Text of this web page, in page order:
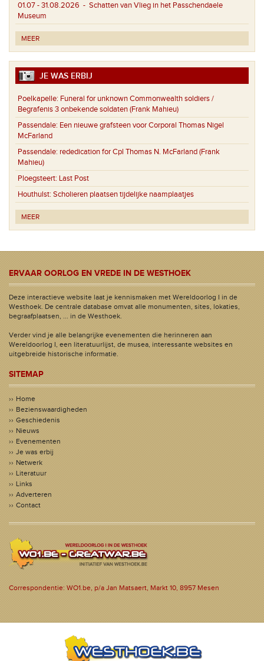
01.07 - 31.08.2026 - Schatten van Vlieg in het Passchendaele
Museum
MEER
JE WAS ERBIJ
Poelkapelle: Funeral for unknown Commonwealth soldiers /
Begrafenis 3 onbekende soldaten (Frank Mahieu)
Passendale: Een nieuwe grafsteen voor Corporal Thomas Nigel
McFarland
Passendale: rededication for Cpl Thomas N. McFarland (Frank
Mahieu)
Ploegsteert: Last Post
Houthulst: Scholieren plaatsen tijdelijke naamplaatjes
MEER
ERVAAR OORLOG EN VREDE IN DE WESTHOEK
Deze interactieve website laat je kennismaken met Wereldoorlog I in de
Westhoek. De centrale database omvat alle monumenten, sites, lokaties,
begraafplaatsen, ... in de Westhoek.
Verder vind je alle belangrijke evenementen die herinneren aan
Wereldoorlog I, een literatuurlijst, de musea, interessante websites en
uitgebreide historische informatie.
SITEMAP
Home
Bezienswaardigheden
Geschiedenis
Nieuws
Evenementen
Je was erbij
Netwerk
Literatuur
Links
Adverteren
Contact
Correspondentie: WO1.be, p/a Jan Matsaert, Markt 10, 8957 Mesen